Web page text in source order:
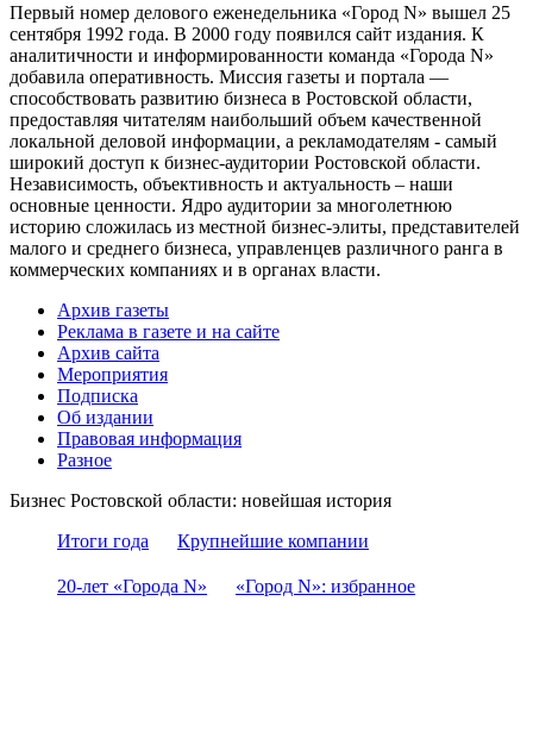
Первый номер делового еженедельника «Город N» вышел 25
сентября 1992 года. В 2000 году появился сайт издания. К
аналитичности и информированности команда «Города N»
добавила оперативность. Миссия газеты и портала —
способствовать развитию бизнеса в Ростовской области,
предоставляя читателям наибольший объем качественной
локальной деловой информации, а рекламодателям - самый
широкий доступ к бизнес-аудитории Ростовской области.
Независимость, объективность и актуальность – наши
основные ценности. Ядро аудитории за многолетнюю
историю сложилась из местной бизнес-элиты, представителей
малого и среднего бизнеса, управленцев различного ранга в
коммерческих компаниях и в органах власти.
Архив газеты
Реклама в газете и на сайте
Архив сайта
Мероприятия
Подписка
Об издании
Правовая информация
Разное
Бизнес Ростовской области: новейшая история
Итоги года
Крупнейшие компании
20-лет «Города N» «Город N»: избранное